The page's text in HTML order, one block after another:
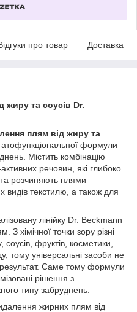
про товар Доставка
жиру та соусів Dr.
плям від жиру та
формули
Містить комбінацію
речовин, які глибоко
розчиняють плями
видів текстилю, а також для
лінійку Dr. Beckmann
З хімічної точки зору різні
фруктів, косметики,
тому універсальні засоби не
Саме тому формули
рішення з
типу забруднень.
жирних плям від